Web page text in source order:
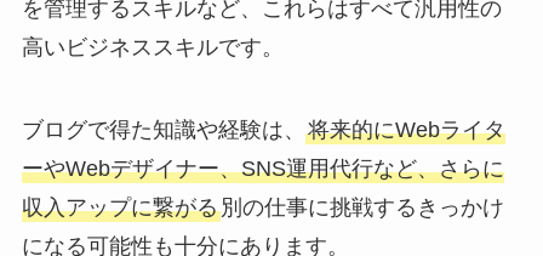
を管理するスキルなど、これらはすべて汎用性の
高いビジネススキルです。
ブログで得た知識や経験は、 将来的にWebライタ
ーやWebデザイナー、SNS運用代行など、さらに
収入アップに繋がる別の仕事に挑戦するきっかけ
になる可能性も十分にあります。